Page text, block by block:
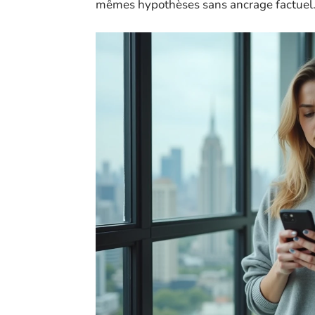
mêmes hypothèses sans ancrage factuel.